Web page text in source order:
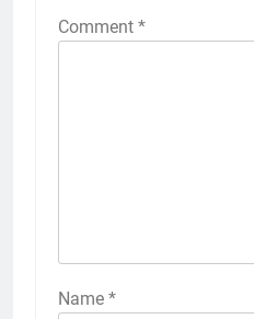
Comment *
Name *